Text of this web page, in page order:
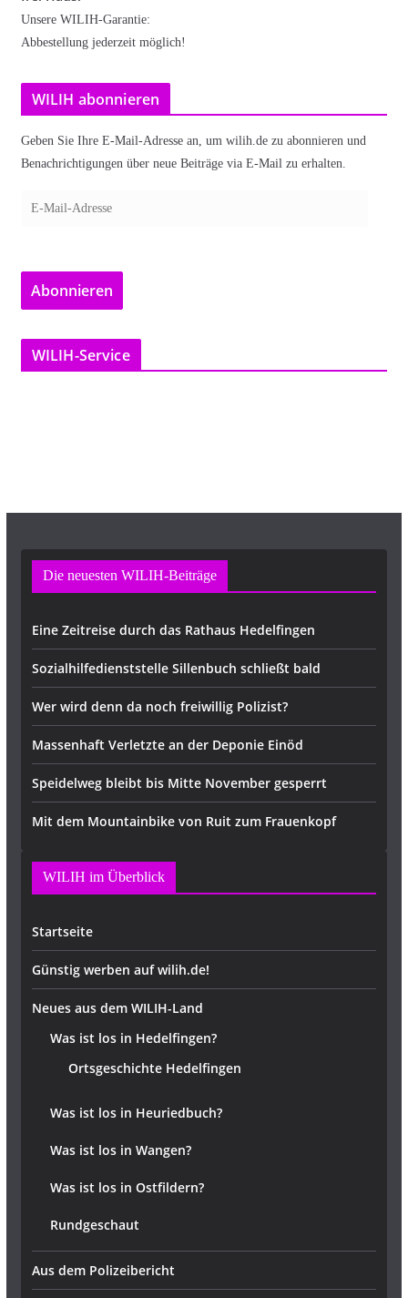
Unsere WILIH-Garantie:
Abbestellung jederzeit möglich!
WILIH abonnieren
Geben Sie Ihre E-Mail-Adresse an, um wilih.de zu abonnieren und
Benachrichtigungen über neue Beiträge via E-Mail zu erhalten.
a
l
-
Abonnieren
WILIH-Service
Die neuesten WILIH-Beiträge
Eine Zeitreise durch das Rathaus Hedelfingen
Sozialhilfedienststelle Sillenbuch schließt bald
Wer wird denn da noch freiwillig Polizist?
Massenhaft Verletzte an der Deponie Einöd
Speidelweg bleibt bis Mitte November gesperrt
Mit dem Mountainbike von Ruit zum Frauenkopf
WILIH im Überblick
Startseite
Günstig werben auf wilih.de!
Neues aus dem WILIH-Land
Was ist los in Hedelfingen?
Ortsgeschichte Hedelfingen
Was ist los in Heuriedbuch?
Was ist los in Wangen?
Was ist los in Ostfildern?
Rundgeschaut
Aus dem Polizeibericht